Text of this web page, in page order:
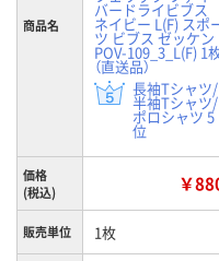
商品名
バードライビブス
ネイビー L(F) スポ
ツ ビブス ゼッケン
POV-109_3_L(F) 1
（直送品）
長袖Tシャツ/
半袖Tシャツ/
ポロシャツ 5
位
価格
(税込)
￥
販売単位 1枚